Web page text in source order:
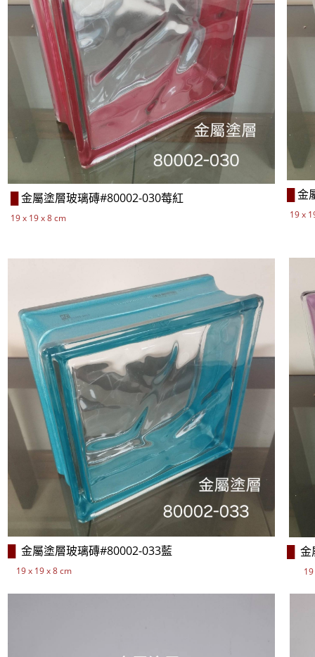
金屬塗層玻璃磚#80002-030莓紅
19 x 19 x 8 cm
金
19 x
金屬塗層玻璃磚#80002-033藍
19 x 19 x 8 cm
金